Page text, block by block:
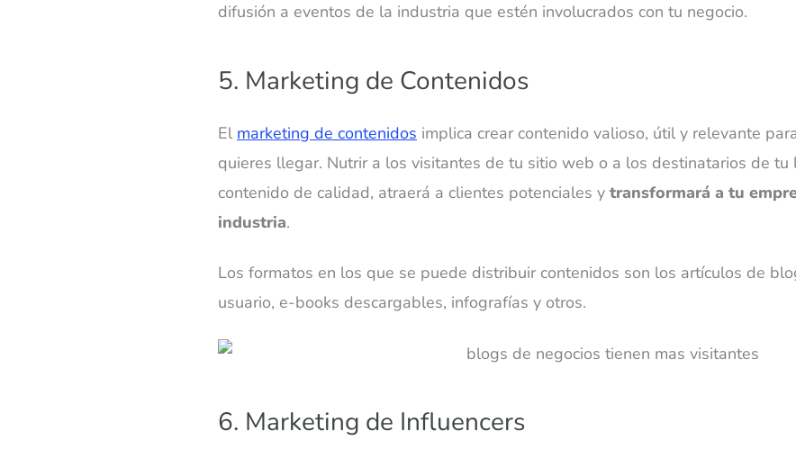
difusión a eventos de la industria que estén involucrados con tu negocio.
5. Marketing de Contenidos
El marketing de contenidos implica crear contenido valioso, útil y relevante
quieres llegar. Nutrir a los visitantes de tu sitio web o a los destinatarios de tu
contenido de calidad, atraerá a clientes potenciales y transformará a tu
industria.
Los formatos en los que se puede distribuir contenidos son los artículos de
usuario, e-books descargables, infografías y otros.
6. Marketing de Influencers